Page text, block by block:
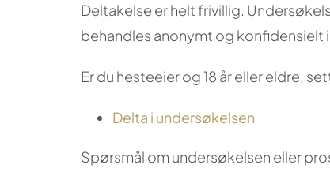
Deltakelse er helt frivillig.
behandles anonymt og konfidensielt
Er du hesteeier og 18 år eller eldre,
Delta i undersøkelsen
Spørsmål om undersøkelsen eller